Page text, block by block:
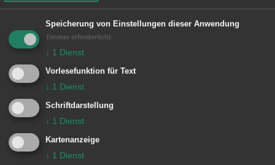
INFO:
Der Wochenmarkt Wasseralfingen
findet samstags von 7 bis 12 Uhr auf
dem Karlsplatz statt. Von den
Standbetreibern Blumen Zeller /
Gärtnerei Türk aus Attenhofen,
Direktvermarkterin Carmen Engelhard
aus Dankoltsweiler sowie Lukas Strunz
Speicherung von Einstellungen dieser Anwendung
(immer erforderlich)
↓ 1 Dienst
Vorlesefunktion für Text
↓ 1 Dienst
Schriftdarstellung
↓ 1 Dienst
Kartenanzeige
↓ 1 Dienst